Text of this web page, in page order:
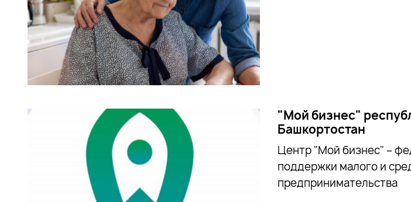
"Мой бизнес"
Башкортостан
Центр "Мой бизнес" –
поддержки малого и
предпринимательства